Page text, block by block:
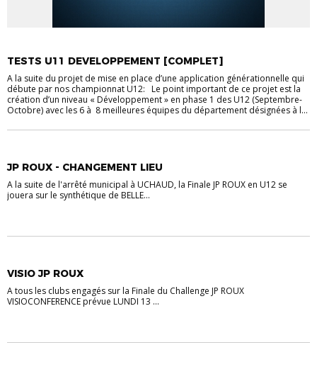
TESTS U11 DEVELOPPEMENT [COMPLET]
A la suite du projet de mise en place d’une application générationnelle qui
débute par nos championnat U12: Le point important de ce projet est la
création d’un niveau « Développement » en phase 1 des U12 (Septembre-
Octobre) avec les 6 à 8 meilleures équipes du département désignées à l...
JP ROUX - CHANGEMENT LIEU
A la suite de l'arrêté municipal à UCHAUD, la Finale JP ROUX en U12 se
jouera sur le synthétique de BELLE...
VISIO JP ROUX
A tous les clubs engagés sur la Finale du Challenge JP ROUX
VISIOCONFERENCE prévue LUNDI 13 ...